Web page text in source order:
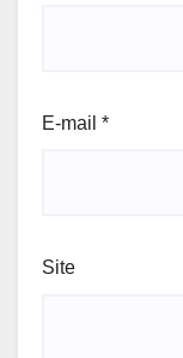
E-mail *
Site